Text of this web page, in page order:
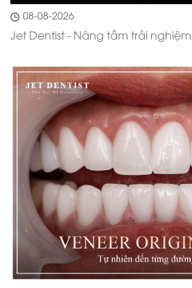
08-08-2026
Jet Dentist - Nâng tầm trải